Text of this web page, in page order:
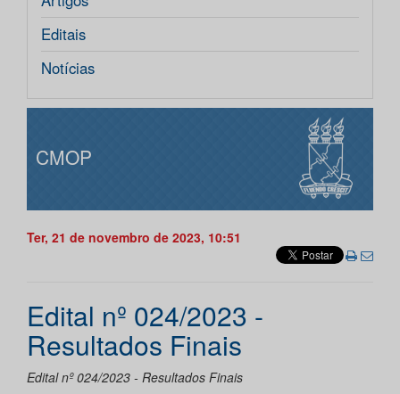
Editais
Notícias
CMOP
Ter, 21 de novembro de 2023, 10:51
Edital nº 024/2023 -
Resultados Finais
Edital nº 024/2023 - Resultados Finais